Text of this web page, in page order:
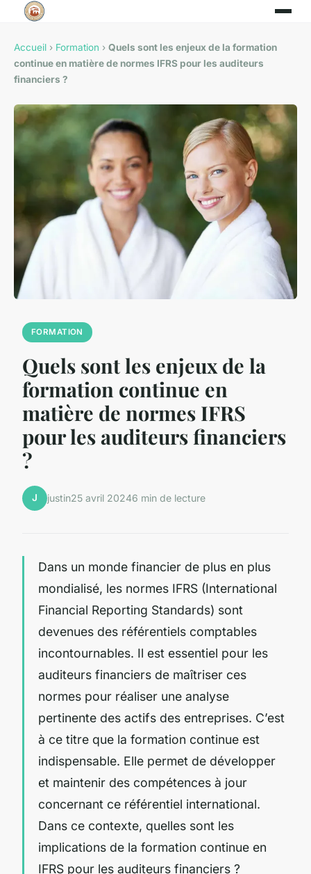
Accueil › Formation › Quels sont les enjeux de la formation
continue en matière de normes IFRS pour les auditeurs
financiers ?
FORMATION
Quels sont les enjeux de la
formation continue en
matière de normes IFRS
pour les auditeurs financiers
?
J justin25 avril 20246 min de lecture
Dans un monde financier de plus en plus
mondialisé, les normes IFRS (International
Financial Reporting Standards) sont
devenues des référentiels comptables
incontournables. Il est essentiel pour les
auditeurs financiers de maîtriser ces
normes pour réaliser une analyse
pertinente des actifs des entreprises. C’est
à ce titre que la formation continue est
indispensable. Elle permet de développer
et maintenir des compétences à jour
concernant ce référentiel international.
Dans ce contexte, quelles sont les
implications de la formation continue en
IFRS pour les auditeurs financiers ?